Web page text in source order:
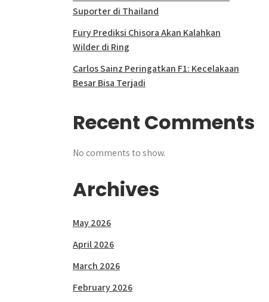
Suporter di Thailand
Fury Prediksi Chisora Akan Kalahkan
Wilder di Ring
Carlos Sainz Peringatkan F1: Kecelakaan
Besar Bisa Terjadi
Recent Comments
No comments to show.
Archives
May 2026
April 2026
March 2026
February 2026